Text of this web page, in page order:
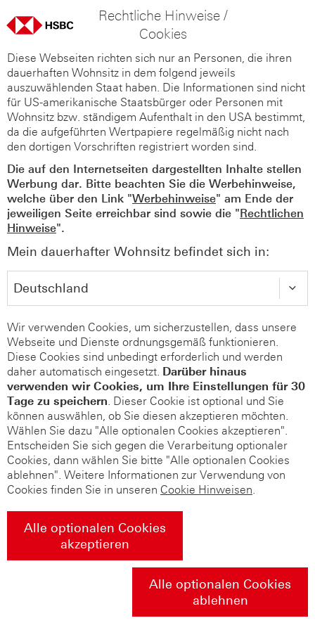
Rechtliche Hinweise /
Cookies
Diese Webseiten richten sich nur an Personen, die ihren
dauerhaften Wohnsitz in dem folgend jeweils
auszuwählenden Staat haben. Die Informationen sind nicht
für US-amerikanische Staatsbürger oder Personen mit
Wohnsitz bzw. ständigem Aufenthalt in den USA bestimmt,
da die aufgeführten Wertpapiere regelmäßig nicht nach
den dortigen Vorschriften registriert worden sind.
Die auf den Internetseiten dargestellten Inhalte stellen
Werbung dar. Bitte beachten Sie die Werbehinweise,
welche über den Link "Werbehinweise" am Ende der
jeweiligen Seite erreichbar sind sowie die "Rechtlichen
Hinweise".
Mein dauerhafter Wohnsitz befindet sich in:
Wir verwenden Cookies, um sicherzustellen, dass unsere
Webseite und Dienste ordnungsgemäß funktionieren.
Diese Cookies sind unbedingt erforderlich und werden
daher automatisch eingesetzt. Darüber hinaus
verwenden wir Cookies, um Ihre Einstellungen für 30
Tage zu speichern. Dieser Cookie ist optional und Sie
können auswählen, ob Sie diesen akzeptieren möchten.
Wählen Sie dazu "Alle optionalen Cookies akzeptieren".
Entscheiden Sie sich gegen die Verarbeitung optionaler
Cookies, dann wählen Sie bitte "Alle optionalen Cookies
ablehnen". Weitere Informationen zur Verwendung von
Cookies finden Sie in unseren Cookie Hinweisen.
Alle optionalen Cookies
akzeptieren
Alle optionalen Cookies
ablehnen